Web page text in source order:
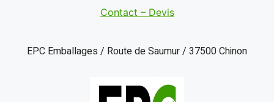
Contact – Devis
EPC Emballages / Route de Saumur / 37500 Chinon